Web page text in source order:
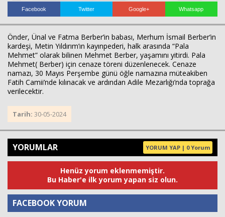
Facebook Twitter Google+ Whatsapp
Önder, Ünal ve Fatma Berber’in babası, Merhum İsmail Berber’in
kardeşi, Metin Yıldırım’ın kayınpederi, halk arasında “Pala
Mehmet” olarak bilinen Mehmet Berber, yaşamını yitirdi. Pala
Mehmet( Berber) için cenaze töreni düzenlenecek. Cenaze
namazı, 30 Mayıs Perşembe günü öğle namazına müteakiben
Fatih Camii’nde kılınacak ve ardından Adile Mezarlığı’nda toprağa
verilecektir.
Tarih: 30-05-2024
YORUMLAR YORUM YAP | 0 Yorum
Henüz yorum eklenmemiştir.
Bu Haber'e ilk yorum yapan siz olun.
FACEBOOK YORUM
Haberin Doğru Adresi.